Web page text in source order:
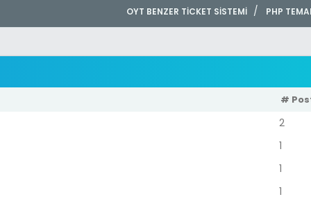
PHP
/
OYT BENZER TICKET SISTEMI
#
2
1
1
1